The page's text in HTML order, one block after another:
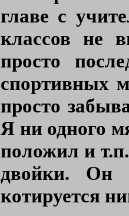
главе с
классов не
просто
спортивных
просто
Я ни одного
положил и
двойки. Он
котируется